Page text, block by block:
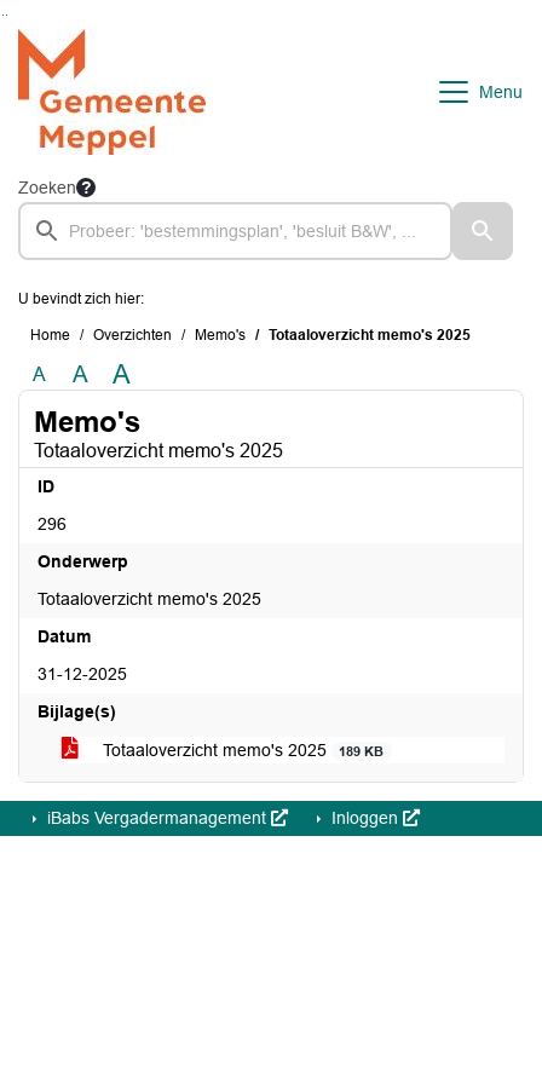
Ga naar de inhoud van deze pagina
Ga naar het zoeken
Ga naar het menu
Menu
Zoeken
U bevindt zich hier:
Home Overzichten Memo's Totaaloverzicht memo's 2025
A A A
Memo's
Totaaloverzicht memo's 2025
ID
296
Onderwerp
Totaaloverzicht memo's 2025
Datum
31-12-2025
Bijlage(s)
Totaaloverzicht memo's 2025
189 KB
iBabs Vergadermanagement Inloggen